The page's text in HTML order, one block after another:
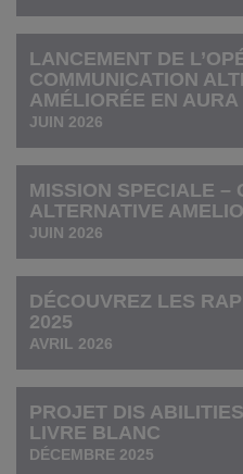
LANCEMENT DE
COMMUNICATION
AMÉLIORÉE EN AURA
JUIN 2026
MISSION SPECIALE –
ALTERNATIVE
JUIN 2026
DÉCOUVREZ LES
2025
AVRIL 2026
PROJET DIS
LIVRE BLANC
DÉCEMBRE 2025